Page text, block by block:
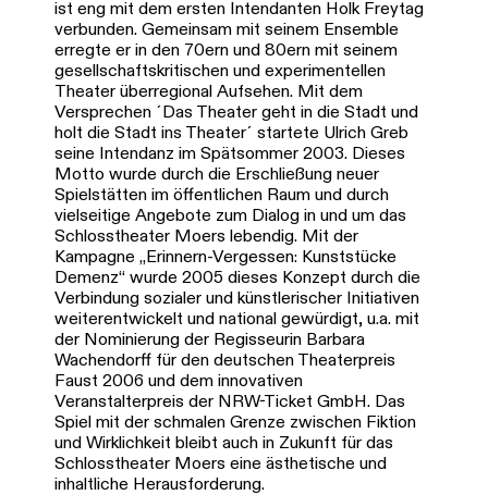
ist eng mit dem ersten Intendanten Holk Freytag
verbunden. Gemeinsam mit seinem Ensemble
erregte er in den 70ern und 80ern mit seinem
gesellschaftskritischen und experimentellen
Theater überregional Aufsehen. Mit dem
Versprechen ´Das Theater geht in die Stadt und
holt die Stadt ins Theater´ startete Ulrich Greb
seine Intendanz im Spätsommer 2003. Dieses
Motto wurde durch die Erschließung neuer
Spielstätten im öffentlichen Raum und durch
vielseitige Angebote zum Dialog in und um das
Schlosstheater Moers lebendig. Mit der
Kampagne „Erinnern-Vergessen: Kunststücke
Demenz“ wurde 2005 dieses Konzept durch die
Verbindung sozialer und künstlerischer Initiativen
weiterentwickelt und national gewürdigt, u.a. mit
der Nominierung der Regisseurin Barbara
Wachendorff für den deutschen Theaterpreis
Faust 2006 und dem innovativen
Veranstalterpreis der NRW-Ticket GmbH. Das
Spiel mit der schmalen Grenze zwischen Fiktion
und Wirklichkeit bleibt auch in Zukunft für das
Schlosstheater Moers eine ästhetische und
inhaltliche Herausforderung.